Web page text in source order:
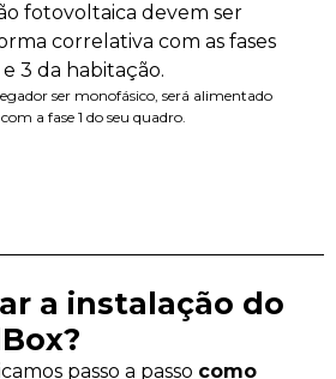
fotovoltaica devem ser
correlativa com as fases
e 3 da habitação.
ser monofásico, será alimentado
a fase 1 do seu quadro.
a instalação do
passo a passo como